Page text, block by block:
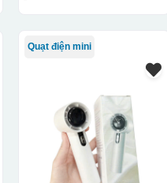
Quạt điện mini